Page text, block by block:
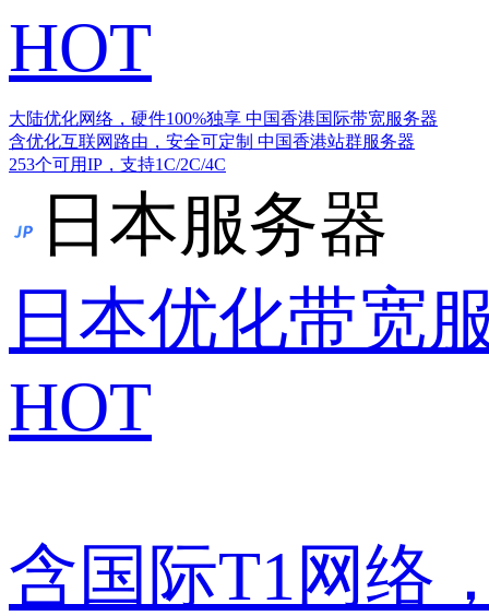
HOT
大陆优化网络，硬件100%独享 中国香港国际带宽服务器
含优化互联网路由，安全可定制 中国香港站群服务器
253个可用IP，支持1C/2C/4C
日本服务器
日本优化带宽
HOT
含国际T1网络